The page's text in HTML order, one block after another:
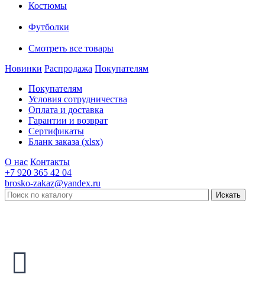
Костюмы
Футболки
Смотреть все товары
Новинки Распродажа Покупателям
Покупателям
Условия сотрудничества
Оплата и доставка
Гарантии и возврат
Сертификаты
Бланк заказа (xlsx)
О нас Контакты
+7 920 365 42 04
brosko-zakaz@yandex.ru